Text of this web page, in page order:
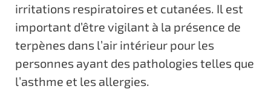
irritations respiratoires et cutanées. Il est
important d’être vigilant à la présence de
terpènes dans l’air intérieur pour les
personnes ayant des pathologies telles que
l’asthme et les allergies.